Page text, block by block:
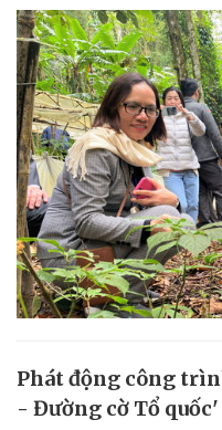
Phát động công
- Đường cờ Tổ quốc'